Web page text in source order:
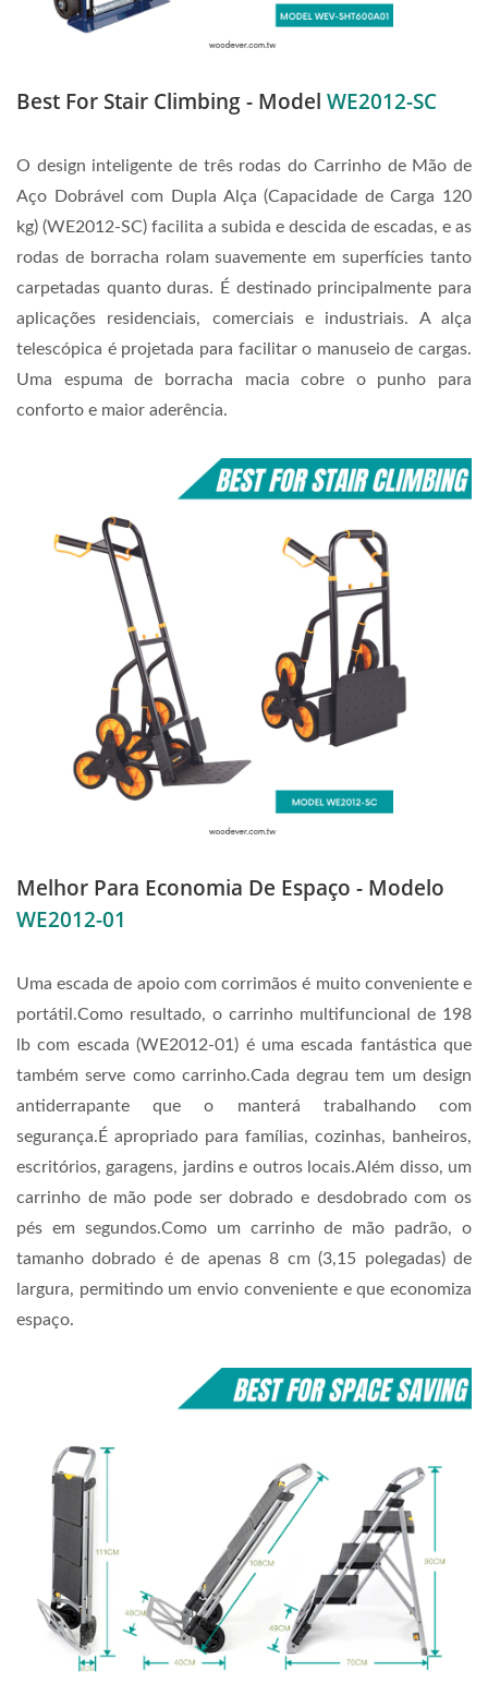
Best For Stair Climbing - Model WE2012-SC
O design inteligente de três rodas do Carrinho de Mão de
Aço Dobrável com Dupla Alça (Capacidade de Carga 120
kg) (WE2012-SC) facilita a subida e descida de escadas, e as
rodas de borracha rolam suavemente em superfícies tanto
carpetadas quanto duras. É destinado principalmente para
aplicações residenciais, comerciais e industriais. A alça
telescópica é projetada para facilitar o manuseio de cargas.
Uma espuma de borracha macia cobre o punho para
conforto e maior aderência.
Melhor Para Economia De Espaço - Modelo
WE2012-01
Uma escada de apoio com corrimãos é muito conveniente e
portátil.Como resultado, o carrinho multifuncional de 198
lb com escada (WE2012-01) é uma escada fantástica que
também serve como carrinho.Cada degrau tem um design
antiderrapante que o manterá trabalhando com
segurança.É apropriado para famílias, cozinhas, banheiros,
escritórios, garagens, jardins e outros locais.Além disso, um
carrinho de mão pode ser dobrado e desdobrado com os
pés em segundos.Como um carrinho de mão padrão, o
tamanho dobrado é de apenas 8 cm (3,15 polegadas) de
largura, permitindo um envio conveniente e que economiza
espaço.